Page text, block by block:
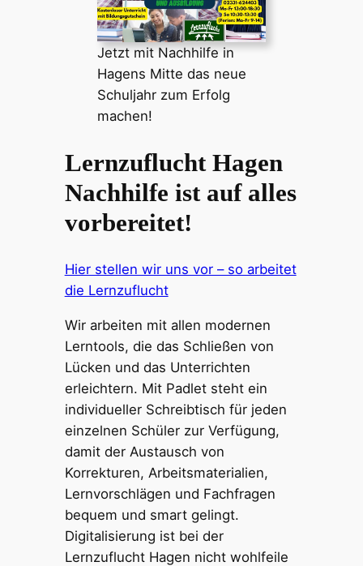
Jetzt mit Nachhilfe in
Hagens Mitte das neue
Schuljahr zum Erfolg
machen!
Lernzuflucht Hagen
Nachhilfe ist auf alles
vorbereitet!
Hier stellen wir uns vor – so arbeitet
die Lernzuflucht
Wir arbeiten mit allen modernen
Lerntools, die das Schließen von
Lücken und das Unterrichten
erleichtern. Mit Padlet steht ein
individueller Schreibtisch für jeden
einzelnen Schüler zur Verfügung,
damit der Austausch von
Korrekturen, Arbeitsmaterialien,
Lernvorschlägen und Fachfragen
bequem und smart gelingt.
Digitalisierung ist bei der
Lernzuflucht Hagen nicht wohlfeile